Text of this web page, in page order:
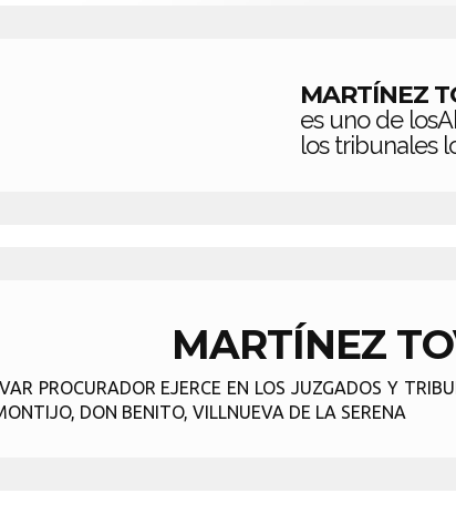
MARTÍNEZ
es uno de
los tribunales
MARTÍNEZ
PROCURADOR EJERCE EN LOS JUZGADOS Y
DON BENITO, VILLNUEVA DE LA SERENA